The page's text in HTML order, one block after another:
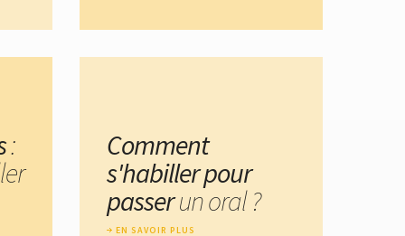
:
Comment
s'habiller pour
passerun oral ?
EN SAVOIR PLUS